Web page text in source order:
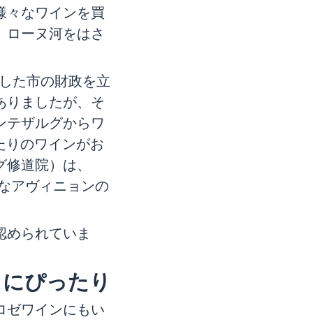
なワインを買
ローヌ河をはさ
た市の財政を立
りましたが、そ
テザルグからワ
りのワインがお
道院）は、
アヴィニョンの
られていま
ぴったり
ゼワインにもい